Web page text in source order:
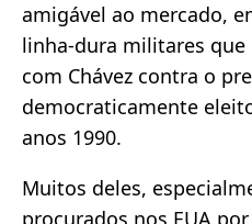
amigável ao mercado,
linha-dura militares que
com Chávez contra o
democraticamente
anos 1990.
Muitos deles,